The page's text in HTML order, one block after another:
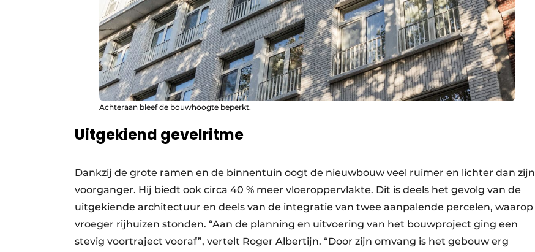
Achteraan bleef de bouwhoogte beperkt.
Uitgekiend gevelritme
Dankzij de grote ramen en de binnentuin oogt de nieuwbouw veel ruimer en lichter dan zijn
voorganger. Hij biedt ook circa 40 % meer vloeroppervlakte. Dit is deels het gevolg van de
uitgekiende architectuur en deels van de integratie van twee aanpalende percelen, waarop
vroeger rijhuizen stonden. “Aan de planning en uitvoering van het bouwproject ging een
stevig voortraject vooraf”, vertelt Roger Albertijn. “Door zijn omvang is het gebouw erg